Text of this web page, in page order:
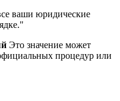
ваши юридические
Это значение может
процедур или